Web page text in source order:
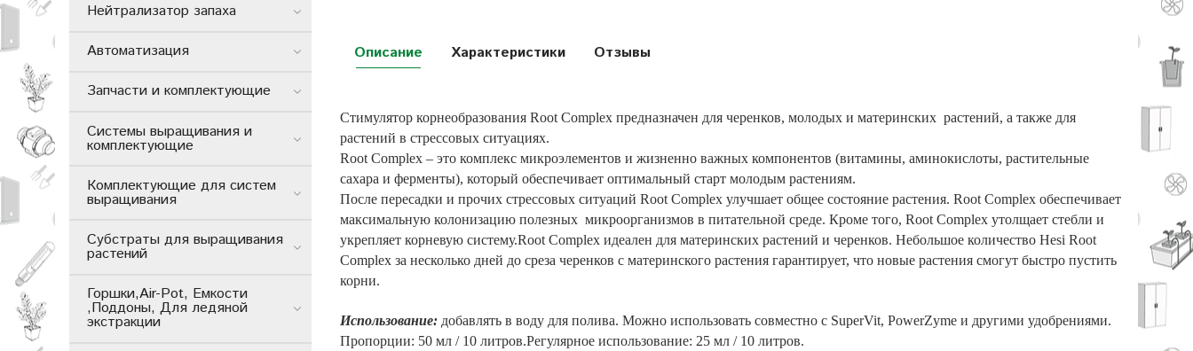
Описание
Стимулятор корнеобразования Root Complex предназначен для черенков, молодых и материнских растений, а также для
растений в стрессовых ситуациях.
Root Complex – это комплекс микроэлементов и жизненно важных компонентов (витамины, аминокислоты, растительные
сахара и ферменты), который обеспечивает оптимальный старт молодым растениям.
После пересадки и прочих стрессовых ситуаций Root Complex улучшает общее состояние растения. Root Complex обеспечивает
максимальную колонизацию полезных микроорганизмов в питательной среде. Кроме того, Root Complex утолщает стебли и
укрепляет корневую систему.Root Complex идеален для материнских растений и черенков. Небольшое количество Hesi Root
Complex за несколько дней до среза черенков с материнского растения гарантирует, что новые растения смогут быстро пустить
корни.
Использование: добавлять в воду для полива. Можно использовать совместно с SuperVit, PowerZyme и другими удобрениями.
Пропорции: 50 мл / 10 литров.Регулярное использование: 25 мл / 10 литров.
Характеристики Отзывы
Нейтрализатор запаха
Автоматизация
Запчасти и комплектующие
Системы выращивания и
комплектующие
Комплектующие для систем
выращивания
Субстраты для выращивания
растений
Горшки,Air-Pot, Емкости
,Поддоны, Для ледяной
экстракции